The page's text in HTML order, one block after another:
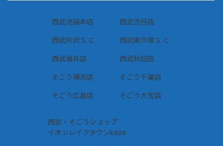
西武池袋本店 西武渋谷店
西武東戸塚Ｓ.Ｃ.
西武所沢Ｓ.Ｃ.
西武福井店 西武秋田店
そごう横浜店 そごう千葉店
そごう大宮店
そごう広島店
西武・そごうショップ
イオンレイクタウンkaze